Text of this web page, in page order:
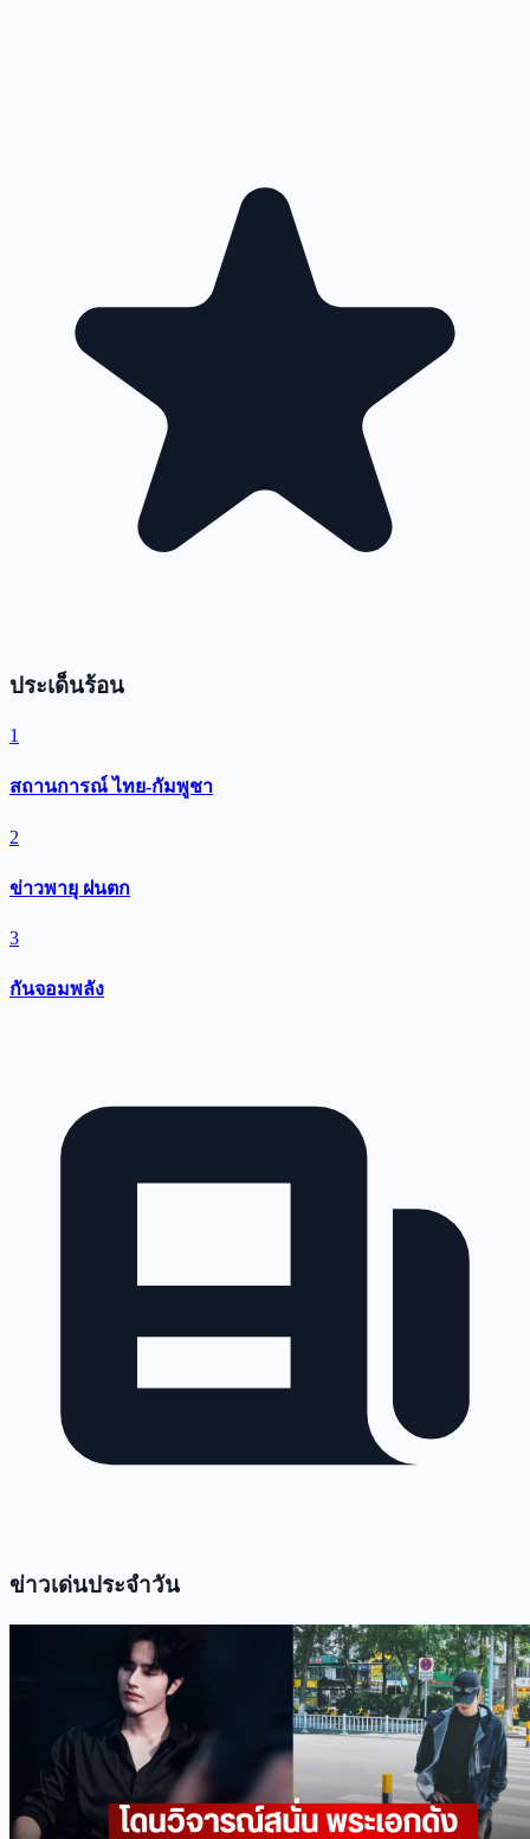
ประเด็นร้อน
1
สถานการณ์ ไทย-กัมพูชา
2
ข่าวพายุ ฝนตก
3
กันจอมพลัง
ข่าวเด่นประจำวัน